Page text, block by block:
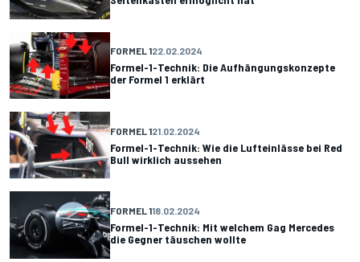
FORMEL 122.02.2024
Formel-1-Technik: Die Aufhängungskonzepte
der Formel 1 erklärt
FORMEL 121.02.2024
Formel-1-Technik: Wie die Lufteinlässe bei Red
Bull wirklich aussehen
FORMEL 118.02.2024
Formel-1-Technik: Mit welchem Gag Mercedes
die Gegner täuschen wollte